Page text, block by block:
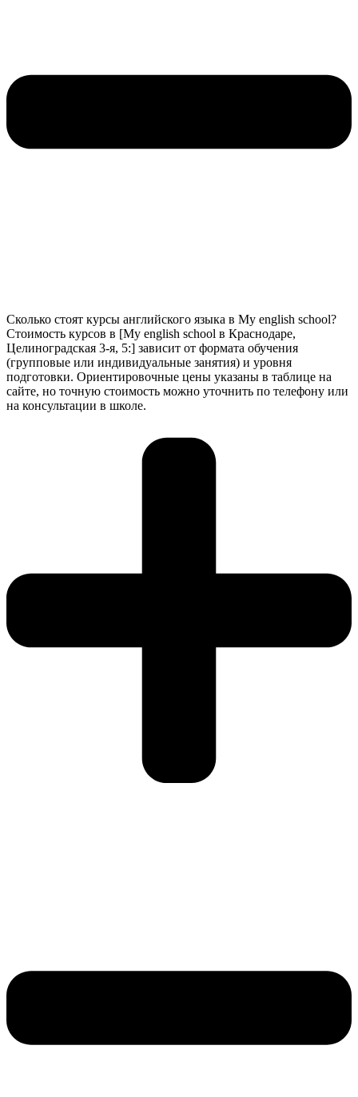
Сколько стоят курсы английского языка в My english school?
Стоимость курсов в [My english school в Краснодаре,
Целиноградская 3-я, 5:] зависит от формата обучения
(групповые или индивидуальные занятия) и уровня
подготовки. Ориентировочные цены указаны в таблице на
сайте, но точную стоимость можно уточнить по телефону или
на консультации в школе.